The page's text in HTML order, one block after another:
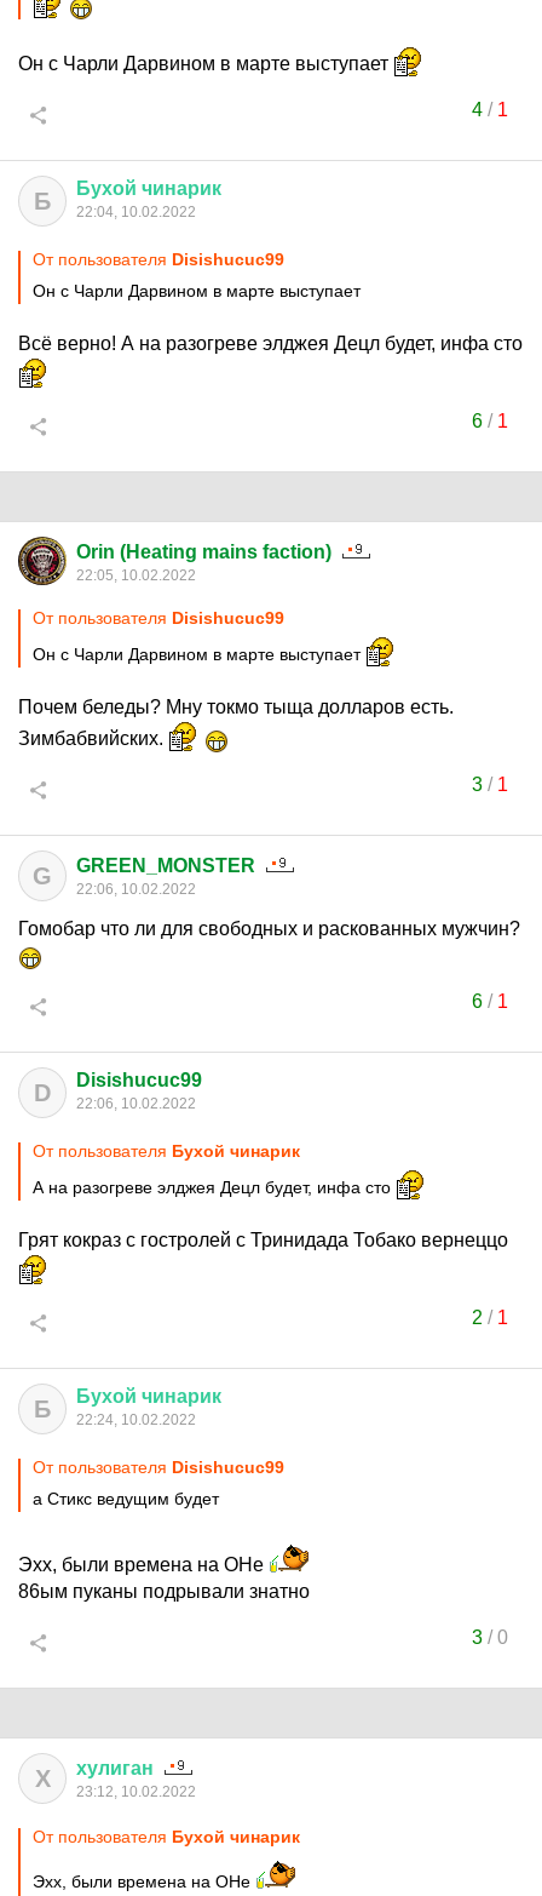
Он с Чарли Дарвином в марте выступает
4/ 1
Б Бухой чинарик
22:04, 10.02.2022
От пользователя Disishucuc99
Он с Чарли Дарвином в марте выступает
Всё верно! А на разогреве элджея Децл будет, инфа сто
6/ 1
Orin (Heating mains faction)
22:05, 10.02.2022
От пользователя Disishucuc99
Он с Чарли Дарвином в марте выступает
Почем беледы? Мну токмо тыща долларов есть.
Зимбабвийских.
3/ 1
G GREEN_MONSTER
22:06, 10.02.2022
Гомобар что ли для свободных и раскованных мужчин?
6/ 1
D Disishucuc99
22:06, 10.02.2022
От пользователя Бухой чинарик
А на разогреве элджея Децл будет, инфа сто
Грят кокраз с гостролей с Тринидада Тобако вернеццо
2 / 1
Б Бухой чинарик
22:24, 10.02.2022
От пользователя Disishucuc99
а Стикс ведущим будет
Эхх, были времена на ОНе
86ым пуканы подрывали знатно
3/0
Х хулиган
23:12, 10.02.2022
От пользователя Бухой чинарик
Эхх, были времена на ОНе